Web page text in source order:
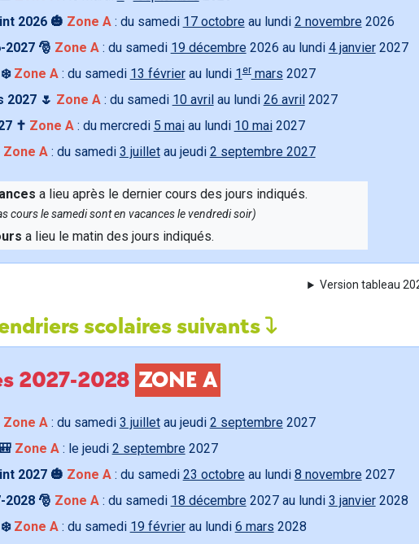
2026 🎃 Zone A: du samedi 17 octobre au lundi 2 novembre 2026
2027 🎅 Zone A: du samedi 19 décembre 2026 au lundi 4 janvier2027
❄️ Zone A: du samedi 13 févrierau lundi 1ermars 2027
🌷 Zone A: du samedi 10 avril au lundi 26 avril 2027
✝️ Zone A: du mercredi 5 maiau lundi 10 mai2027
Zone A: du samedi 3 juilletau jeudi 2 septembre 2027
a lieu après le dernier cours des jours indiqués.
cours le samedi sont en vacances le vendredi soir)
a lieu le matin des jours indiqués.
Version tableau
scolaires suivants
2027-2028 ZONE A
Zone A: du samedi 3 juilletau jeudi 2 septembre 2027
Zone A: le jeudi 2 septembre 2027
2027 🎃 Zone A: du samedi 23 octobre au lundi 8 novembre 2027
2028 🎅 Zone A: du samedi 18 décembre 2027 au lundi 3 janvier2028
❄️ Zone A: du samedi 19 févrierau lundi 6 mars 2028